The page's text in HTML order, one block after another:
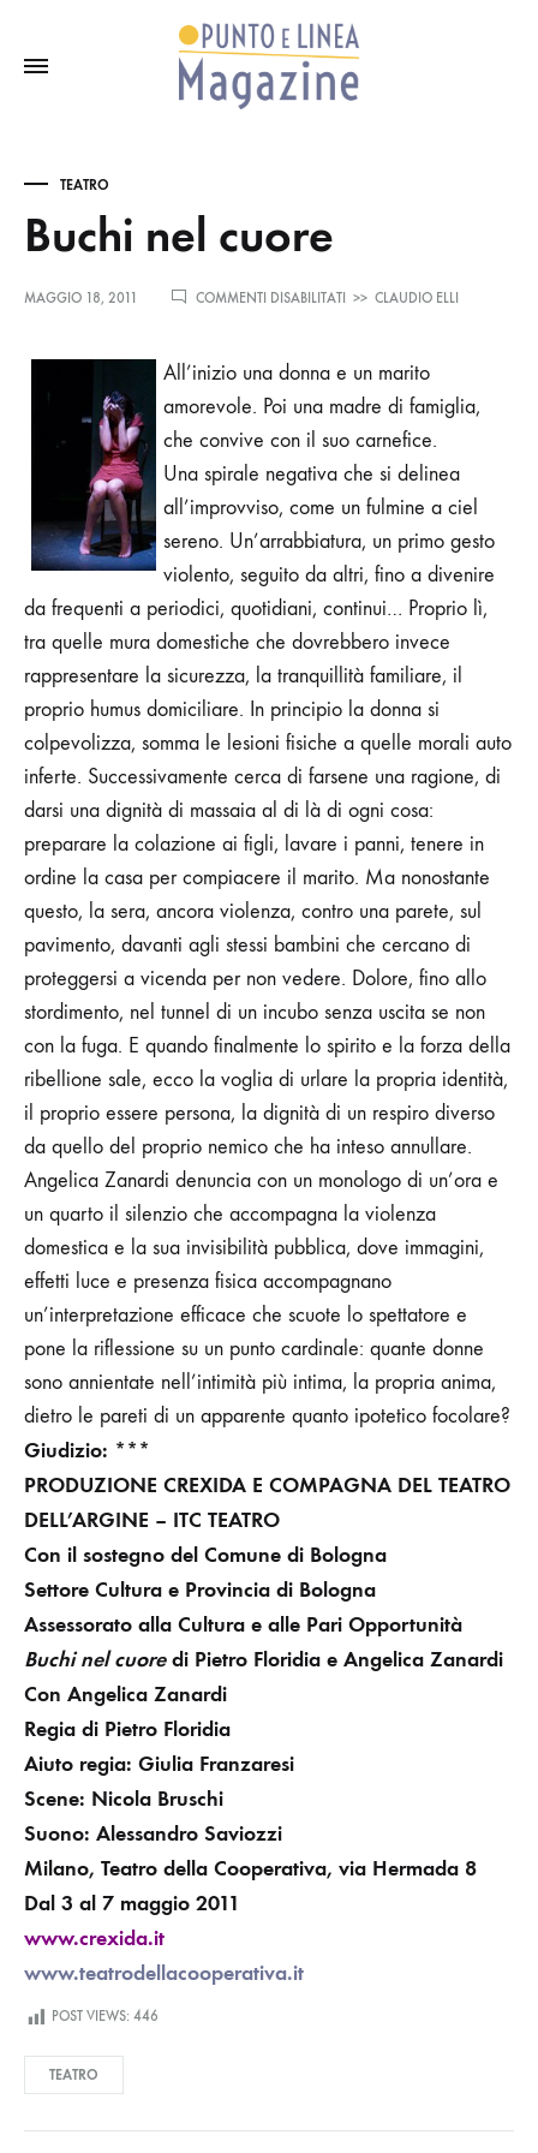
TEATRO
Buchi nel cuore
MAGGIO 18, 2011 COMMENTI DISABILITATI
SU
>> CLAUDIO ELLI
All’inizio una donna e un marito
amorevole. Poi una madre di famiglia,
che convive con il suo carnefice.
Una spirale negativa che si delinea
all’improvviso, come un fulmine a ciel
sereno. Un’arrabbiatura, un primo gesto
violento, seguito da altri, fino a divenire
da frequenti a periodici, quotidiani, continui… Proprio lì,
tra quelle mura domestiche che dovrebbero invece
rappresentare la sicurezza, la tranquillità familiare, il
proprio humus domiciliare. In principio la donna si
colpevolizza, somma le lesioni fisiche a quelle morali auto
inferte. Successivamente cerca di farsene una ragione, di
darsi una dignità di massaia al di là di ogni cosa:
preparare la colazione ai figli, lavare i panni, tenere in
ordine la casa per compiacere il marito. Ma nonostante
questo, la sera, ancora violenza, contro una parete, sul
pavimento, davanti agli stessi bambini che cercano di
proteggersi a vicenda per non vedere. Dolore, fino allo
stordimento, nel tunnel di un incubo senza uscita se non
con la fuga. E quando finalmente lo spirito e la forza della
ribellione sale, ecco la voglia di urlare la propria identità,
il proprio essere persona, la dignità di un respiro diverso
da quello del proprio nemico che ha inteso annullare.
Angelica Zanardi denuncia con un monologo di un’ora e
un quarto il silenzio che accompagna la violenza
domestica e la sua invisibilità pubblica, dove immagini,
effetti luce e presenza fisica accompagnano
un’interpretazione efficace che scuote lo spettatore e
pone la riflessione su un punto cardinale: quante donne
sono annientate nell’intimità più intima, la propria anima,
dietro le pareti di un apparente quanto ipotetico focolare?
Giudizio: ***
PRODUZIONE CREXIDA E COMPAGNA DEL TEATRO
DELL’ARGINE – ITC TEATRO
Con il sostegno del Comune di Bologna
Settore Cultura e Provincia di Bologna
Assessorato alla Cultura e alle Pari Opportunità
Buchi nel cuoredi Pietro Floridia e Angelica Zanardi
Con Angelica Zanardi
Regia di Pietro Floridia
Aiuto regia: Giulia Franzaresi
Scene: Nicola Bruschi
Suono: Alessandro Saviozzi
Milano, Teatro della Cooperativa, via Hermada 8
Dal 3 al 7 maggio 2011
www.crexida.it
www.teatrodellacooperativa.it
POST VIEWS: 446
TEATRO